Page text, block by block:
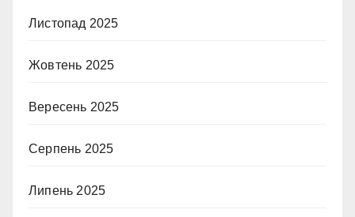
Листопад 2025
Жовтень 2025
Вересень 2025
Серпень 2025
Липень 2025